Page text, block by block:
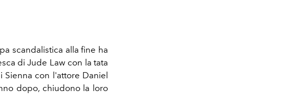
scandalistica alla fine ha
di Jude Law con la tata
con l'attore Daniel
dopo, chiudono la loro